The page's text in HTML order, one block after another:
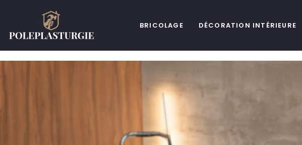
BRICOLAGE DÉCORATION INTÉRIEURE